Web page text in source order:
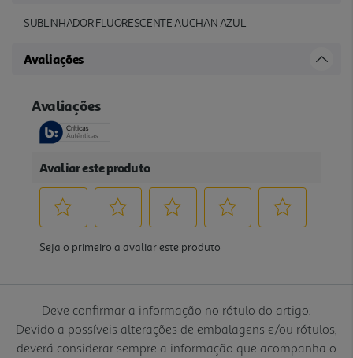
SUBLINHADOR FLUORESCENTE AUCHAN AZUL
Avaliações
Deve confirmar a informação no rótulo do artigo.
Devido a possíveis alterações de embalagens e/ou rótulos,
deverá considerar sempre a informação que acompanha o